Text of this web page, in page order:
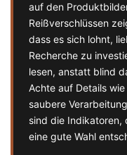
auf den
Reißverschlüssen
dass es sich lohnt,
Recherche zu
lesen, anstatt blind
Achte auf Details
saubere
sind die Indikatoren,
eine gute Wahl